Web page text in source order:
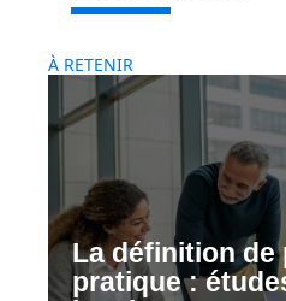
À RETENIR
La définition de
pratique :